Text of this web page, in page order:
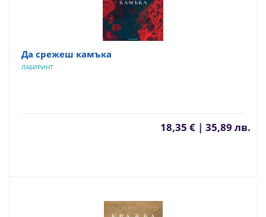
Да срежеш камъка
ЛАБИРИНТ
18,35 € | 35,89 лв.